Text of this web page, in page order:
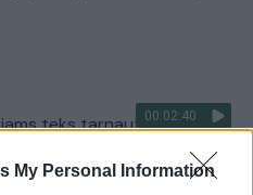
My Personal Information
00:02:40
teks tarnauti ilgiau